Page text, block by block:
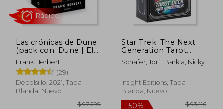
Las crónicas de Dune
(pack con: Dune | El
mesías de Dune |
Hijos de Dune)
Frank Herbert
(29)
Debolsillo, 2021, Tapa
Blanda, Nuevo
Star Trek: The Next
Generation Tarot
Deck and Guidebook
(en Inglés)
Schafer, Tori ; Barkla, Nicky
Insight Editions, Tapa
Blanda, Nuevo